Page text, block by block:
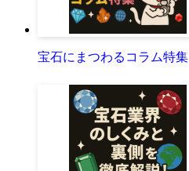
宝石にまつわるコラム特集